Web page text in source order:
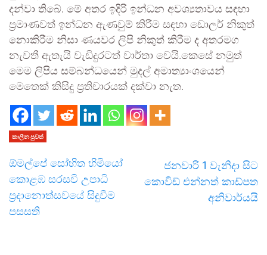
දන්වා තිබේ. මේ අතර ඉදිරි ඉන්ධන අවශ්‍යතාවය සඳහා
ප්‍රමාණවත් ඉන්ධන ඇණවුම් කිරීම සඳහා ඩොලර් නිකුත්
නොකිරීම නිසා ණයවර ලිපි නිකුත් කිරීම ද අතරමග
නැවතී ඇතැයි වැඩිදුරටත් වාර්තා වෙයි.කෙසේ නමුත්
මෙම ලිපිය සම්බන්ධයෙන් මුදල් අමාත්‍යාංශයෙන්
මෙතෙක් කිසිදු ප්‍රතිචාරයක් දක්වා නැත.
කාලීන පුවත්
ඕමල්පේ සෝභිත හිමියෝ
කොළඹ සරසවි උපාධි
ප්‍රදානොත්සවයේ සිදුවීම
පසසති
ජනවාරි 1 වැනිදා සිට
කොවිඩ් එන්නත් කාඩ්පත
අනිවාර්යයි